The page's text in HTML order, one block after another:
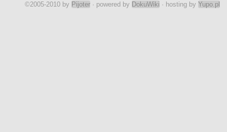
©2005-2010 by Pijoter · powered by DokuWiki · hosting by Yupo.pl